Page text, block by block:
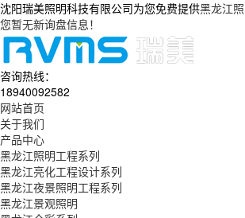
沈阳瑞美照明科技有限公司为您免费提供黑龙江
您暂无新询盘信息！
咨询热线：
18940092582
网站首页
关于我们
产品中心
黑龙江照明工程系列
黑龙江亮化工程设计系列
黑龙江夜景照明工程系列
黑龙江景观照明